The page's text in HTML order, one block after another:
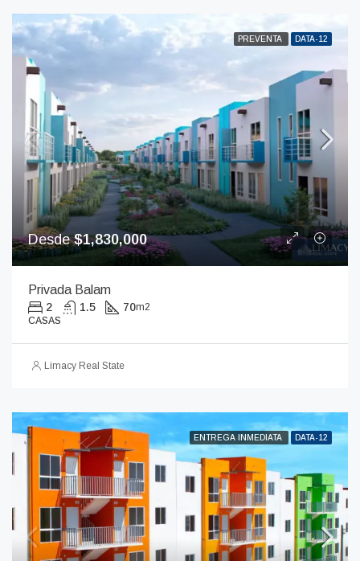
PREVENTA DATA-12
Desde$1,830,000
Privada Balam
2 1.5 70m2
CASAS
Limacy Real State
ENTREGA INMEDIATA DATA-12